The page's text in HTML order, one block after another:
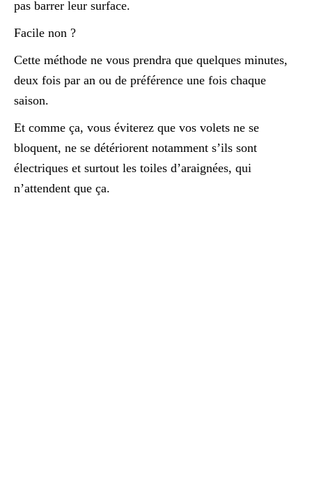
pas barrer leur surface.
Facile non ?
Cette méthode ne vous prendra que quelques minutes,
deux fois par an ou de préférence une fois chaque
saison.
Et comme ça, vous éviterez que vos volets ne se
bloquent, ne se détériorent notamment s’ils sont
électriques et surtout les toiles d’araignées, qui
n’attendent que ça.